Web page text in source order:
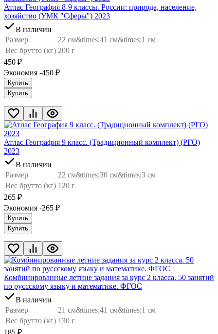
Атлас География 8-9 классы. России: природа, население,
хозяйство (УМК "Сферы") 2023
В наличии
Размер
22 см&times;41 см&times;1 см
Вес брутто (кг) 200 г
450 ₽
Экономия -450 ₽
Купить
Купить
Атлас География 9 класс. (Традиционный комплект) (РГО)
2023
В наличии
Размер
22 см&times;30 см&times;3 см
Вес брутто (кг) 120 г
265 ₽
Экономия -265 ₽
Купить
Купить
Комбинированные летние задания за курс 2 класса. 50 занятий
по руссскому языку и математике. ФГОС
В наличии
Размер
21 см&times;41 см&times;1 см
Вес брутто (кг) 130 г